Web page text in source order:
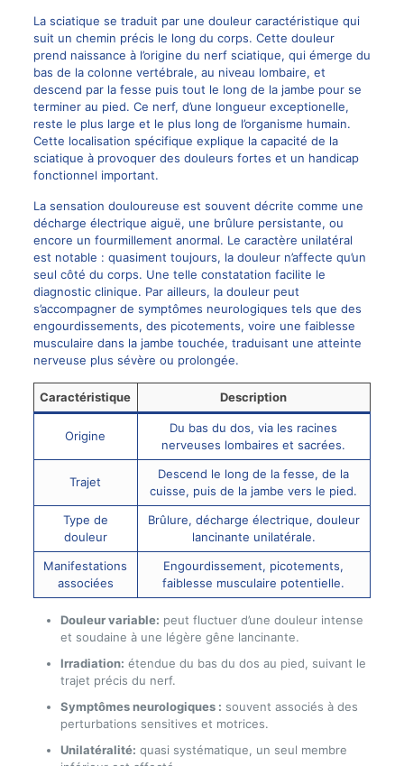
La sciatique se traduit par une douleur caractéristique qui
suit un chemin précis le long du corps. Cette douleur
prend naissance à l’origine du nerf sciatique, qui émerge du
bas de la colonne vertébrale, au niveau lombaire, et
descend par la fesse puis tout le long de la jambe pour se
terminer au pied. Ce nerf, d’une longueur exceptionelle,
reste le plus large et le plus long de l’organisme humain.
Cette localisation spécifique explique la capacité de la
sciatique à provoquer des douleurs fortes et un handicap
fonctionnel important.
La sensation douloureuse est souvent décrite comme une
décharge électrique aiguë, une brûlure persistante, ou
encore un fourmillement anormal. Le caractère unilatéral
est notable : quasiment toujours, la douleur n’affecte qu’un
seul côté du corps. Une telle constatation facilite le
diagnostic clinique. Par ailleurs, la douleur peut
s’accompagner de symptômes neurologiques tels que des
engourdissements, des picotements, voire une faiblesse
musculaire dans la jambe touchée, traduisant une atteinte
nerveuse plus sévère ou prolongée.
Caractéristique Description
Origine
Du bas du dos, via les racines
nerveuses lombaires et sacrées.
Trajet
Descend le long de la fesse, de la
cuisse, puis de la jambe vers le pied.
Type de
douleur
Brûlure, décharge électrique, douleur
lancinante unilatérale.
Manifestations
associées
Engourdissement, picotements,
faiblesse musculaire potentielle.
Douleur variable: peut fluctuer d’une douleur intense
et soudaine à une légère gêne lancinante.
Irradiation: étendue du bas du dos au pied, suivant le
trajet précis du nerf.
Symptômes neurologiques : souvent associés à des
perturbations sensitives et motrices.
Unilatéralité: quasi systématique, un seul membre